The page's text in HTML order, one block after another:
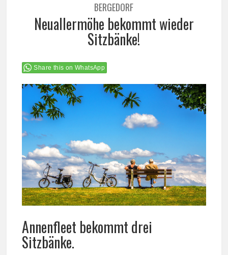
BERGEDORF
Neuallermöhe bekommt wieder
Sitzbänke!
Share this on WhatsApp
Annenfleet bekommt drei
Sitzbänke.